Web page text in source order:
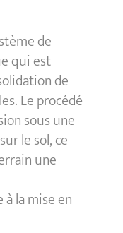
de
qui est
de
Le procédé
sous une
le sol, ce
une
la mise en